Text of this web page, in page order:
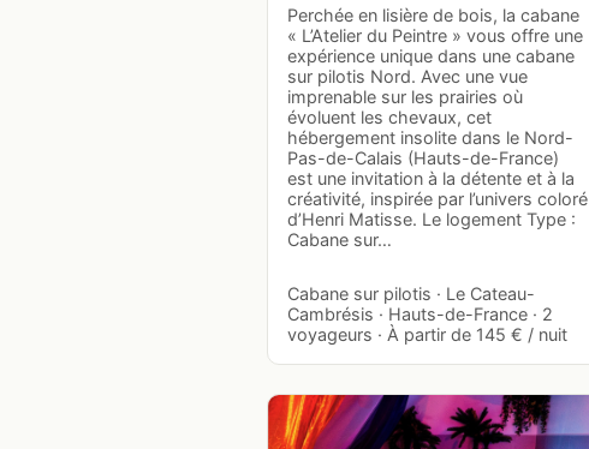
Perchée en lisière de bois, la cabane
« L’Atelier du Peintre » vous offre une
expérience unique dans une cabane
sur pilotis Nord. Avec une vue
imprenable sur les prairies où
évoluent les chevaux, cet
hébergement insolite dans le Nord-
Pas-de-Calais (Hauts-de-France)
est une invitation à la détente et à la
créativité, inspirée par l’univers coloré
d’Henri Matisse. Le logement Type :
Cabane sur…
Cabane sur pilotis · Le Cateau-
Cambrésis · Hauts-de-France · 2
voyageurs · À partir de 145 € / nuit